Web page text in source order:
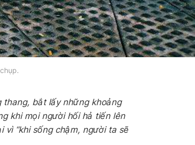
bắt lấy những khoảng
khi mọi người hối hả tiến lên
“khi sống chậm, người ta sẽ